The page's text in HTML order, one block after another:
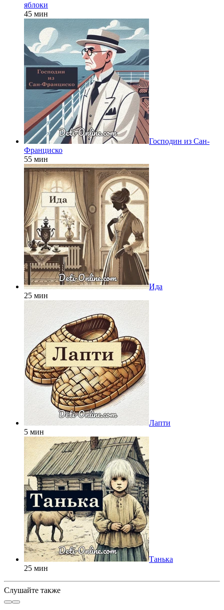
яблоки
45 мин
Господин из Сан-
Франциско
55 мин
Ида
25 мин
Лапти
5 мин
Танька
25 мин
Слушайте также